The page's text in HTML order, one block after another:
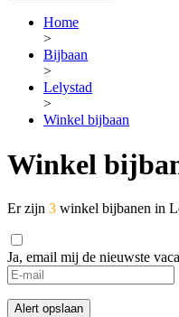
Home
>
Bijbaan
>
Lelystad
>
Winkel bijbaan
Winkel
Er zijn 3 winkel bijbanen in
Ja, email mij de nieuwste
If
you
areAlert opslaan